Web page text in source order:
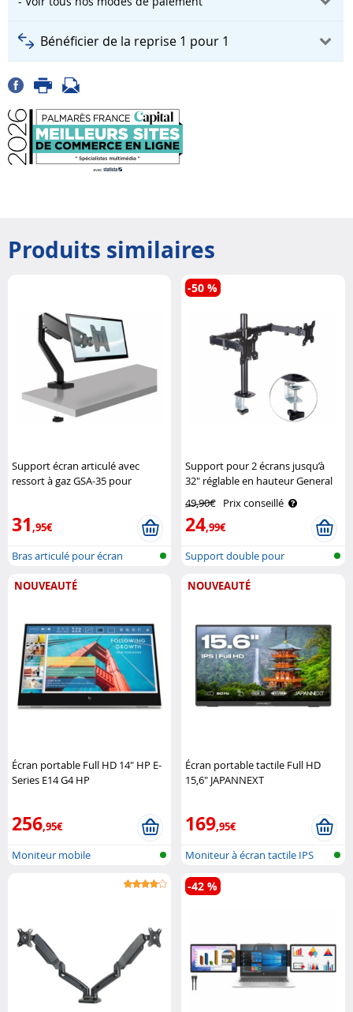
Bénéficier de la reprise 1 pour 1
Produits similaires
Support écran articulé avec
ressort à gaz GSA-35 pour
31,95€
Bras articulé pour écran
Support pour 2 écrans jusqu’à
32" réglable en hauteur General
49,90€ Prix conseillé
24,99€
-50 %
Support double pour
NOUVEAUTÉ
Écran portable Full HD 14" HP E-
Series E14 G4 HP
256,95€
Moniteur mobile
NOUVEAUTÉ
Écran portable tactile Full HD
15,6" JAPANNEXT
169,95€
Moniteur à écran tactile IPS
mobile
-42 %